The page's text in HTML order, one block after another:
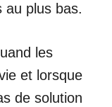
au plus bas.
les
et lorsque
de solution